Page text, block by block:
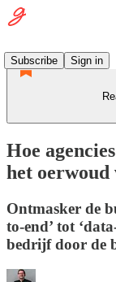
Subscribe
Sign in
Hoe
het
Ontmasker de
to-end’ tot
bedrijf door de